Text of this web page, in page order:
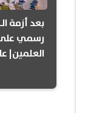
رسمي
العلمين|